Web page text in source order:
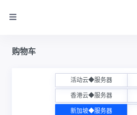
购物车
活动云◆服务器
香港云◆服务器
新加坡◆服务器